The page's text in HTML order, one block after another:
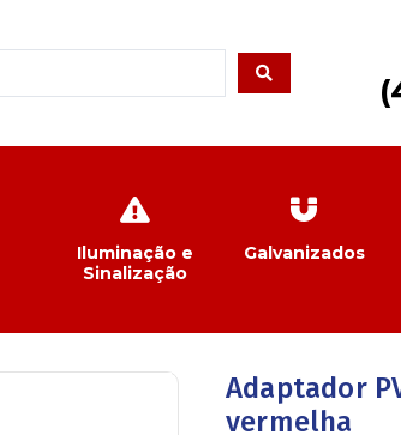
Iluminação e
Sinalização
Galvanizados
Adaptador
vermelha